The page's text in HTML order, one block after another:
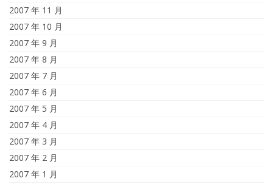
2007 年 11 月
2007 年 10 月
2007 年 9 月
2007 年 8 月
2007 年 7 月
2007 年 6 月
2007 年 5 月
2007 年 4 月
2007 年 3 月
2007 年 2 月
2007 年 1 月